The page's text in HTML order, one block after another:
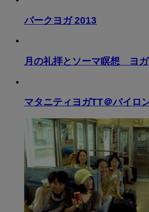
パークヨガ 2013
月の礼拝とソーマ瞑想 ヨ
マタニティヨガTT＠バイロ